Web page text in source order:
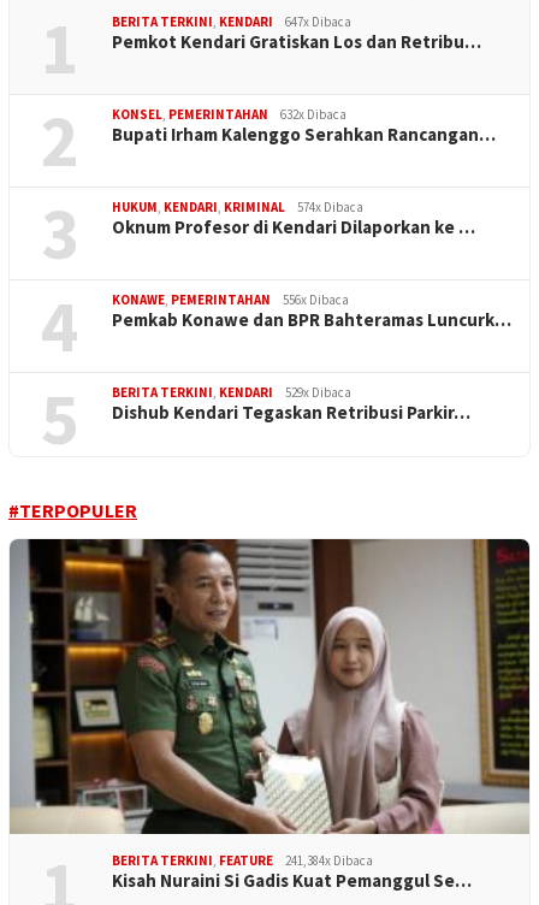
1 BERITA TERKINI KENDARI 647x Dibaca
Pemkot Kendari Gratiskan Los dan Retribu…
2 KONSEL PEMERINTAHAN 632x Dibaca
Bupati Irham Kalenggo Serahkan Rancangan…
3 HUKUM KENDARI KRIMINAL 574x Dibaca
Oknum Profesor di Kendari Dilaporkan ke …
4 KONAWE PEMERINTAHAN 556x Dibaca
Pemkab Konawe dan BPR Bahteramas Luncurk…
5 BERITA TERKINI KENDARI 529x Dibaca
Dishub Kendari Tegaskan Retribusi Parkir…
#TERPOPULER
1 BERITA TERKINI, FEATURE 241,384x Dibaca
Kisah Nuraini Si Gadis Kuat Pemanggul Se…